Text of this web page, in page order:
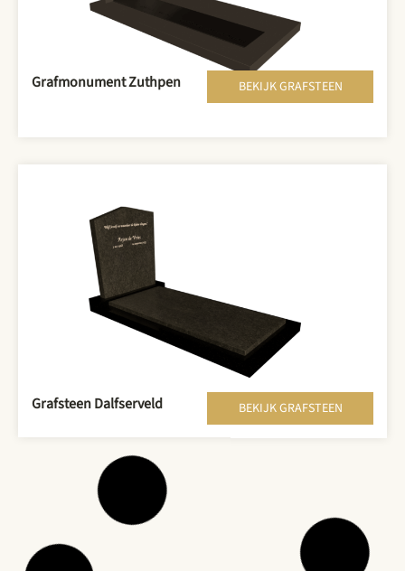
Grafmonument Zuthpen BEKIJK GRAFSTEEN
Grafsteen Dalfserveld BEKIJK GRAFSTEEN